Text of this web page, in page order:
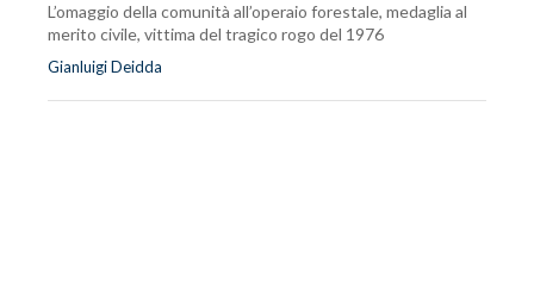
L’omaggio della comunità all’operaio forestale, medaglia al
merito civile, vittima del tragico rogo del 1976
Gianluigi Deidda